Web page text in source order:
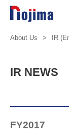
About Us > IR
IR NEWS
FY2017